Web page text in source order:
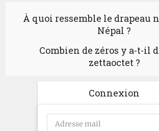
À quoi ressemble le drapeau
Népal ?
Combien de zéros y a-t-il
zettaoctet ?
Connexion